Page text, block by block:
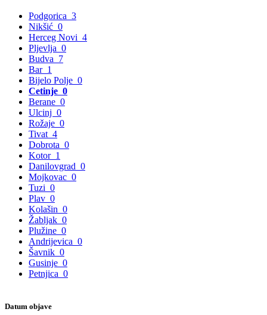
Podgorica 3
Nikšić 0
Herceg Novi 4
Pljevlja 0
Budva 7
Bar 1
Bijelo Polje 0
Cetinje 0
Berane 0
Ulcinj 0
Rožaje 0
Tivat 4
Dobrota 0
Kotor 1
Danilovgrad 0
Mojkovac 0
Tuzi 0
Plav 0
Kolašin 0
Žabljak 0
Plužine 0
Andrijevica 0
Šavnik 0
Gusinje 0
Petnjica 0
Datum objave